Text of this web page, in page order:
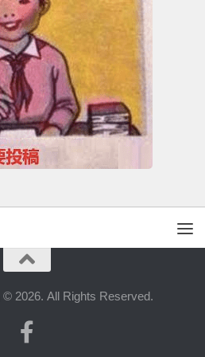
2026. All Rights Reserved.